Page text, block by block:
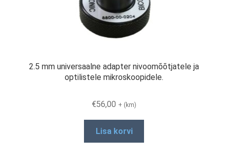
2.5 mm universaalne adapter nivoomõõtjatele ja
optilistele mikroskoopidele.
€56,00 + (km)
Lisa korvi